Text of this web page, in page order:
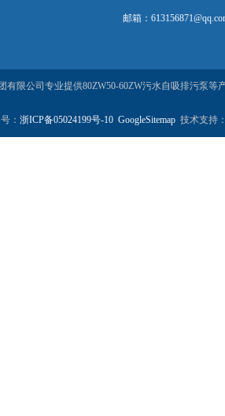
邮箱：
有限公司专业提供80ZW50-60ZW污水自吸排污泵等
： 浙ICP备05024199号-10 GoogleSitemap 技术支持